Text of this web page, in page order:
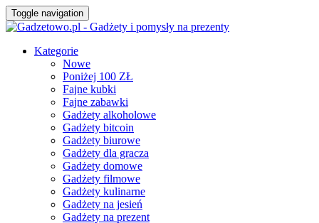
Toggle navigation
Kategorie
Nowe
Poniżej 100 ZŁ
Fajne kubki
Fajne zabawki
Gadżety alkoholowe
Gadżety bitcoin
Gadżety biurowe
Gadżety dla gracza
Gadżety domowe
Gadżety filmowe
Gadżety kulinarne
Gadżety na jesień
Gadżety na prezent